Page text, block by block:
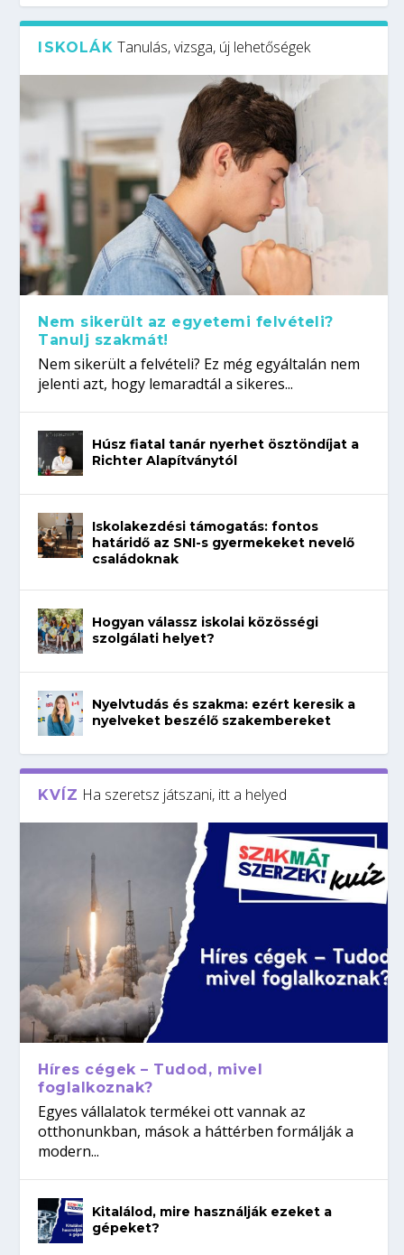
ISKOLÁK Tanulás, vizsga, új lehetőségek
Nem sikerült az egyetemi felvételi?
Tanulj szakmát!
Nem sikerült a felvételi? Ez még egyáltalán nem
jelenti azt, hogy lemaradtál a sikeres...
Húsz fiatal tanár nyerhet ösztöndíjat a
Richter Alapítványtól
Iskolakezdési támogatás: fontos
határidő az SNI-s gyermekeket nevelő
családoknak
Hogyan válassz iskolai közösségi
szolgálati helyet?
Nyelvtudás és szakma: ezért keresik a
nyelveket beszélő szakembereket
KVÍZ Ha szeretsz játszani, itt a helyed
Híres cégek – Tudod, mivel
foglalkoznak?
Egyes vállalatok termékei ott vannak az
otthonunkban, mások a háttérben formálják a
modern...
Kitalálod, mire használják ezeket a
gépeket?